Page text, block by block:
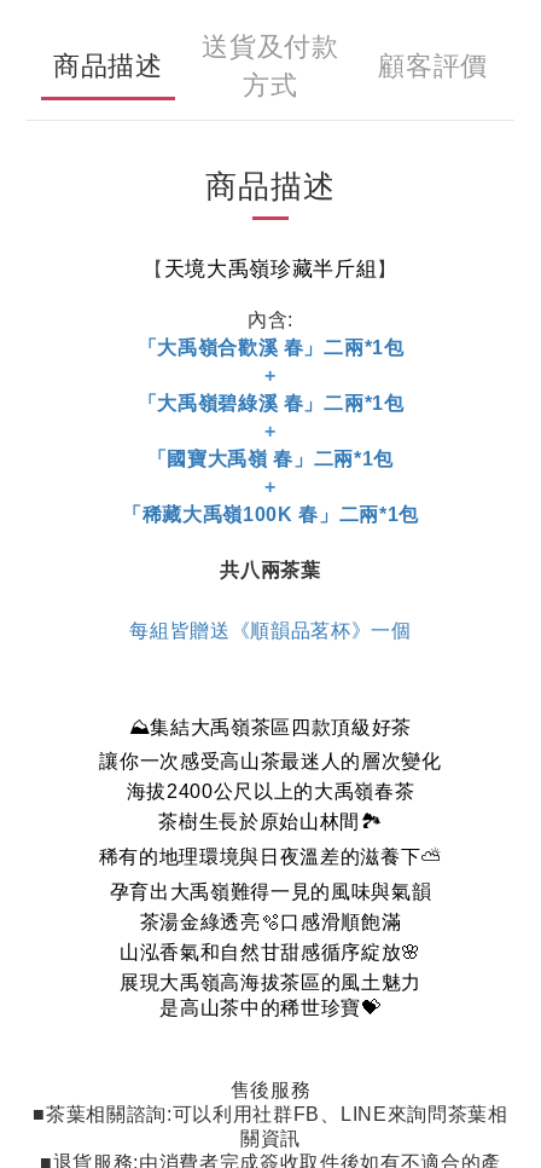
商品描述
送貨及付款
方式
顧客評價
商品描述
【 天境大禹嶺珍藏半斤組 】
內含:
「大禹嶺合歡溪 春」二兩*1包
+
「大禹嶺碧綠溪 春」二兩*1包
+
「國寶大禹嶺 春」二兩*1包
+
「稀藏大禹嶺100K 春」二兩*1包
共八兩茶葉
每組皆贈送《順韻品茗杯》一個
⛰️集結大禹嶺茶區四款頂級好茶
讓你一次感受高山茶最迷人的層次變化
海拔2400公尺以上的大禹嶺春茶
茶樹生長於原始山林間🏞️
稀有的地理環境與日夜溫差的滋養下⛅️
孕育出大禹嶺難得一見的風味與氣韻
茶湯金綠透亮🫧口感滑順飽滿
山泓香氣和自然甘甜感循序綻放🌸
展現大禹嶺高海拔茶區的風土魅力
是高山茶中的稀世珍寶💝
售後服務
■茶葉相關諮詢:可以利用社群FB LINE來詢問茶葉相
關資訊
■退貨服務:由消費者完成簽收取件後如有不適合的產